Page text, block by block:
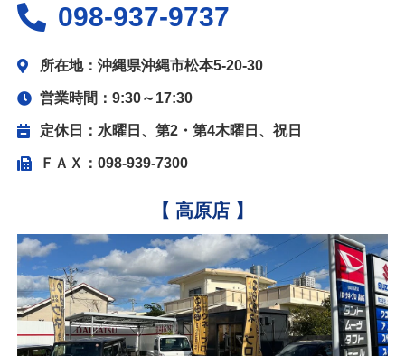
098-937-9737
所在地：沖縄県沖縄市松本5-20-30
営業時間：9:30～17:30
定休日：水曜日、第2・第4木曜日、祝日
ＦＡＸ：098-939-7300
【 高原店 】